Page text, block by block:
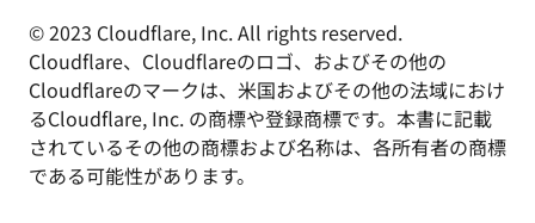
© 2023 Cloudflare, Inc. All rights reserved.
Cloudflare、Cloudflareのロゴ、およびその他の
Cloudflareのマークは、米国およびその他の法域におけ
るCloudflare, Inc. の商標や登録商標です。本書に記載
されているその他の商標および名称は、各所有者の商標
である可能性があります。